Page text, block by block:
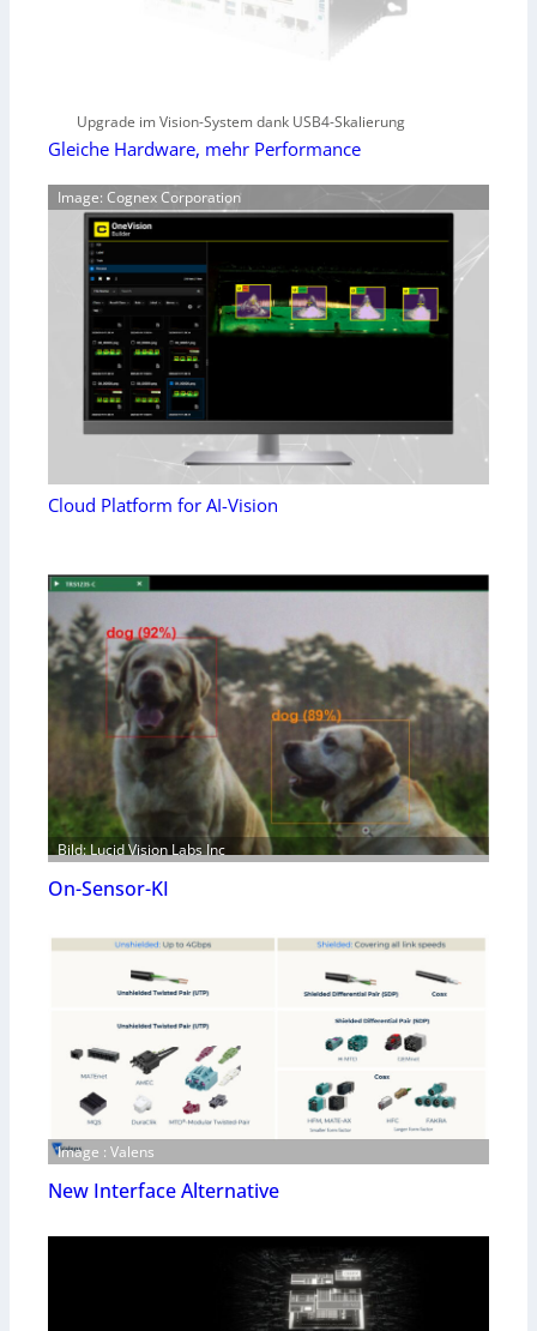
Upgrade im Vision-System dank USB4-Skalierung
Gleiche Hardware, mehr Performance
Image: Cognex Corporation
Cloud Platform for AI-Vision
Bild: Lucid Vision Labs Inc
On-Sensor-KI
Image : Valens
New Interface Alternative